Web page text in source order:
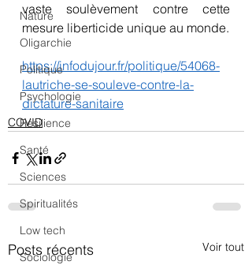
Nature
Oligarchie
Politique
Psychologie
Résilience
Santé
Sciences
Spiritualités
Low tech
Sociologie
vaste soulèvement contre cette
mesure liberticide unique au monde.
https://infodujour.fr/politique/54068-
lautriche-se-souleve-contre-la-
dictature-sanitaire
COVID
Posts récents Voir tout